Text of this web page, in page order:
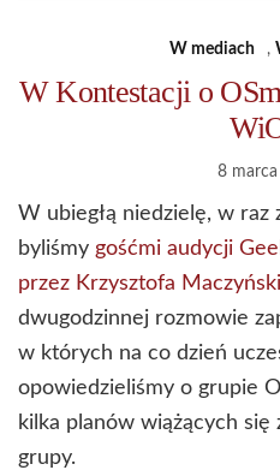
W mediach ,
W Kontestacji o
8
W ubiegłą niedzielę, w
byliśmy gośćmi audycji
przez Krzysztofa
dwugodzinnej rozmowie
w których na co dzień
opowiedzieliśmy o grupie
kilka planów wiążących się
grupy.